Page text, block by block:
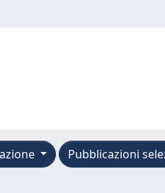
Pubblicazioni